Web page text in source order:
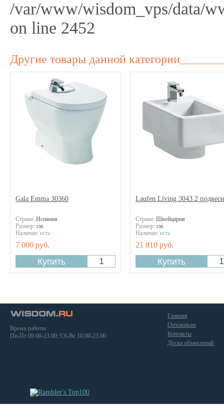
/var/www/wisdom_vps/data/
on line 2452
Другие товары данной категории
Gala Emma 30360
Страна: Испания
Размер: см.
Наличие: есть
7 000 руб.
Laufen Living 3043.2
Страна: Швейцария
Размер: см.
Наличие: есть
21 810 руб.
Время работы:
Пн-Пт 09.00-23.00; Сб-Вс 10.00-23.00
Главная
Оптовикам
Контакты
Доска объявлений